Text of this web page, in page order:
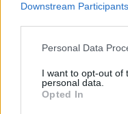
Downstream Participants
Personal Data
I want to opt-out of
personal data.
Opted In
ΝΑΤΑΛΊΑ ΠΕΤΡΊΤΗ ΔΕΚ 2,2022
Το showcase live
Sun of Nothing θα
παρουσίαση της